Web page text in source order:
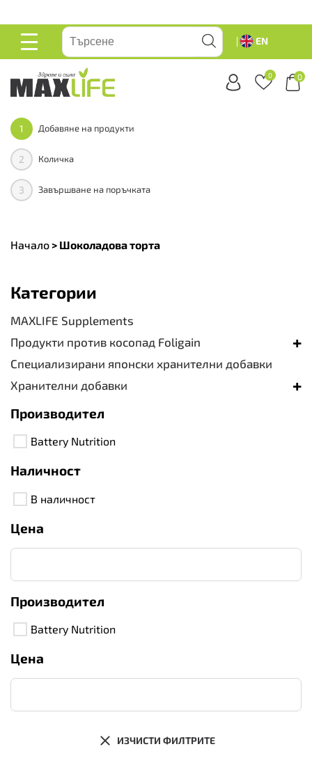
ОСНОВНО
EN
0 0
1 Добавяне на продукти
2 Количка
3 Завършване на поръчката
Начало > Шоколадова торта
Категории
MAXLIFE Supplements
Продукти против косопад Foligain
+
Специализирани японски хранителни добавки
Хранителни добавки
+
Производител
Battery Nutrition
Наличност
В наличност
Цена
Производител
Battery Nutrition
Цена
ИЗЧИСТИ ФИЛТРИТЕ